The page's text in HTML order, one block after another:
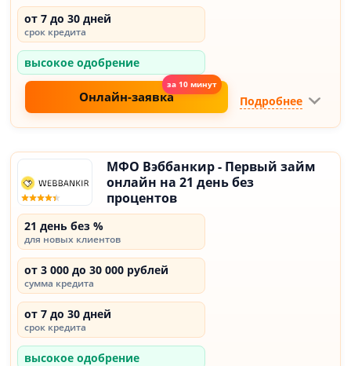
от 7 до 30 дней
срок кредита
высокое одобрение
Онлайн-заявка Подробнее
МФО Вэббанкир - Первый займ
онлайн на 21 день без
процентов
21 день без %
для новых клиентов
от 3 000 до 30 000 рублей
сумма кредита
от 7 до 30 дней
срок кредита
высокое одобрение